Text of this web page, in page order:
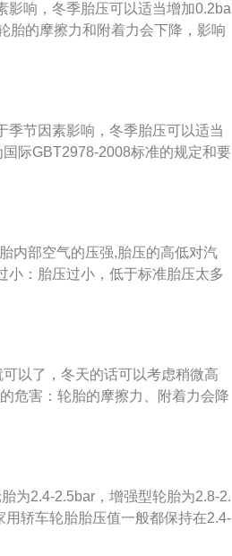
影响，冬季胎压可以适当增加0.2ba
胎的摩擦力和附着力会下降，影响
性；加速轮胎胎面中心花纹的局
胎压过低的危害：与路面的摩擦
跑偏等不利行车安全因素；轮胎各
；帘线和橡胶的作用降低，造成帘
和异常磨损；轮胎与地面的摩擦力
急剧下降。胎压监测的方式。
压力信息从轮胎内部发送到中央
。当轮胎气压太低或漏气时，系
压监测的工作原理是：当某轮胎
胎压的目的。间接式轮胎报警系
季节因素影响，冬季胎压可以适当
际GBT2978-2008标准的规定和要
台区域的胎压监测按键来查看轮胎
过2.8bar就是过高，胎压低于2.0
、附着力会降低，影响制动效
低；加速轮胎胎面中央的花纹局
间接会影响到其他零部件的寿命；
降，使汽车在行驶中受到的负荷
位的运动量增大，过度的碾压造
低，引发脱层或者帘线折断与轮
常磨损；轮胎与地面的摩擦成倍增
，一个不规则的圆圈，上面没有印
。此时需要进⾏轮胎检查和调整
及时地进行胎压复位，导致胎压监
示灯亮就会亮。此时只要进行胎压
监测轮胎胎压的，直接安装在轮
内部空气的压强,胎压的高低对汽
小：胎压过小，低于标准胎压太多
造成方向盘很沉，易跑偏等不利
太多轮胎的摩擦力，附着力就会
，使行驶的舒适性降低。同时加速
，车身的震动变大，间接会影响
以了，冬天的话可以考虑稍微高
危害：轮胎的摩擦力、附着力会降
行驶的舒适性降低；加速轮胎胎
形，胎体弹性下降，使汽车在行
路面的钉子、玻璃等尖锐物体时，
成爆胎。胎压过低的危害：与路面
很沉，易跑偏等不利驾乘安全的因
成轮胎的异常发热；使得帘线以
为2.4-2.5bar，增强型轮胎为2.8-2.
轿车轮胎胎压值一般都保持在2.4-
轮胎胎压就是轮胎的生命，胎压